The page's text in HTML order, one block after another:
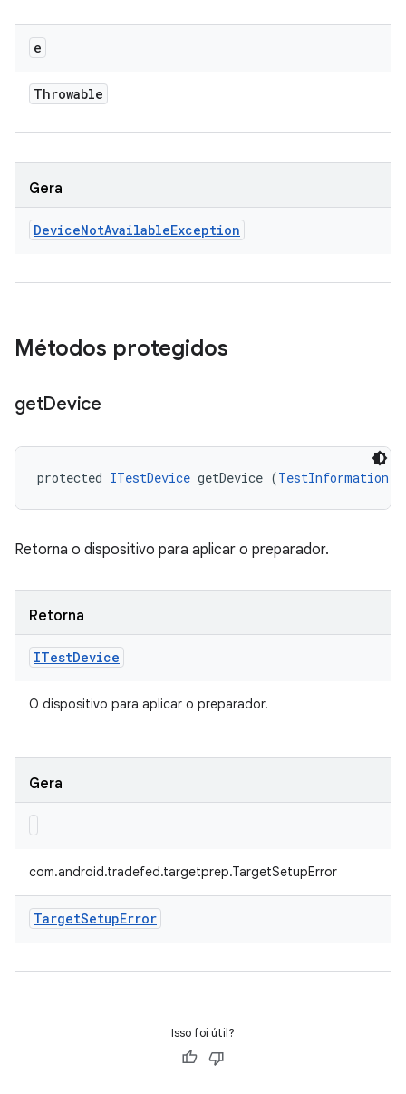
e
Throwable
Gera
DeviceNotAvailableException
Métodos protegidos
getDevice
protected ITestDevice getDevice (TestInformation
Retorna o dispositivo para aplicar o preparador.
Retorna
ITestDevice
O dispositivo para aplicar o preparador.
Gera
com.android.tradefed.targetprep.TargetSetupError
TargetSetupError
Isso foi útil?